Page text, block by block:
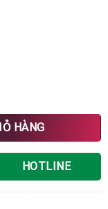
GXF02 Dual Spray số
HÀNG
HOTLINE